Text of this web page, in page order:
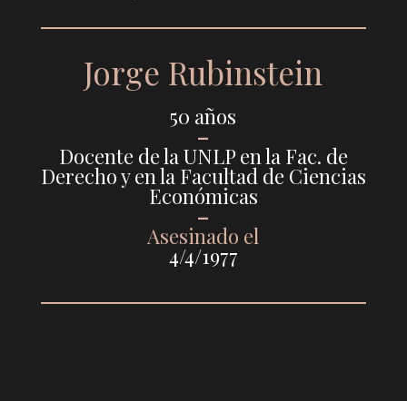
Jorge Rubinstein
50 años
–
Docente de la UNLP en la Fac. de
Derecho y en la Facultad de Ciencias
Económicas
–
Asesinado el
4/4/1977